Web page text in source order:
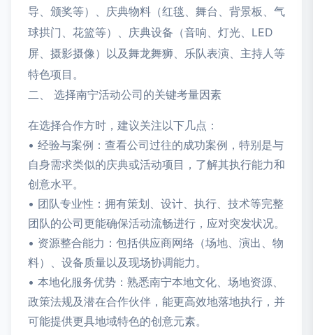
导、颁奖等）、庆典物料（红毯、舞台、背景板、气
球拱门、花篮等）、庆典设备（音响、灯光、LED
屏、摄影摄像）以及舞龙舞狮、乐队表演、主持人等
特色项目。
二、 选择南宁活动公司的关键考量因素
在选择合作方时，建议关注以下几点：
• 经验与案例：查看公司过往的成功案例，特别是与
自身需求类似的庆典或活动项目，了解其执行能力和
创意水平。
• 团队专业性：拥有策划、设计、执行、技术等完整
团队的公司更能确保活动流畅进行，应对突发状况。
• 资源整合能力：包括供应商网络（场地、演出、物
料）、设备质量以及现场协调能力。
• 本地化服务优势：熟悉南宁本地文化、场地资源、
政策法规及潜在合作伙伴，能更高效地落地执行，并
可能提供更具地域特色的创意元素。